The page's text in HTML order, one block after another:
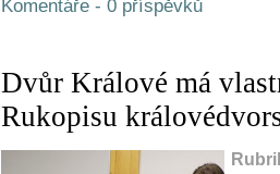
Komentáře - 0 příspěvků
Dvůr Králové má
Rukopisu